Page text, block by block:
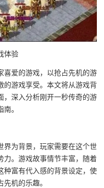
体验
喜爱的游戏，以抢占先机的游
的游戏享受。本文将从游戏背
，深入分析刚开一秒传奇的游
。
界为背景，玩家需要在这个世
力。游戏故事情节丰富，随着
种富有代入感的背景设定，使
机的乐趣。